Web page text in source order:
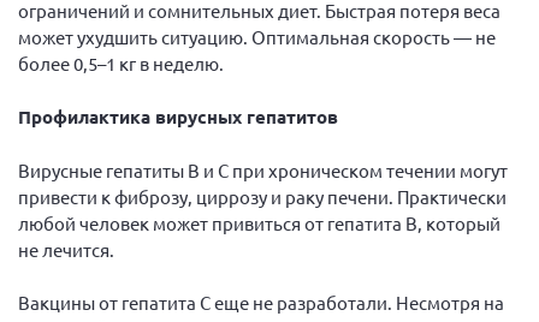
ограничений и сомнительных диет. Быстрая потеря веса
может ухудшить ситуацию. Оптимальная скорость — не
более 0,5–1 кг в неделю.
Профилактика вирусных гепатитов
Вирусные гепатиты В и С при хроническом течении могут
привести к фиброзу, циррозу и раку печени. Практически
любой человек может привиться от гепатита В, который
не лечится.
Вакцины от гепатита С еще не разработали. Несмотря на